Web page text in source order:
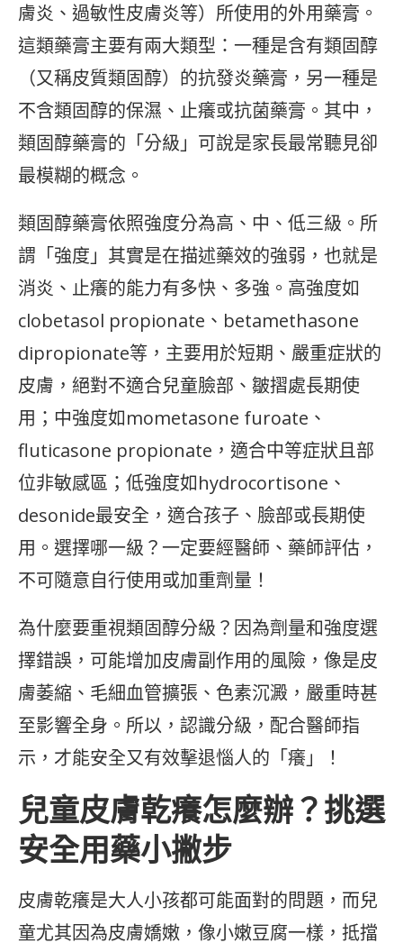
膚炎、過敏性皮膚炎等）所使用的外用藥膏。
這類藥膏主要有兩大類型：一種是含有類固醇
（又稱皮質類固醇）的抗發炎藥膏，另一種是
不含類固醇的保濕、止癢或抗菌藥膏。其中，
類固醇藥膏的「分級」可說是家長最常聽見卻
最模糊的概念。
類固醇藥膏依照強度分為高、中、低三級。所
謂「強度」其實是在描述藥效的強弱，也就是
消炎、止癢的能力有多快、多強。高強度如
clobetasol propionate、betamethasone
dipropionate等，主要用於短期、嚴重症狀的
皮膚，絕對不適合兒童臉部、皺摺處長期使
用；中強度如mometasone furoate、
fluticasone propionate，適合中等症狀且部
位非敏感區；低強度如hydrocortisone、
desonide最安全，適合孩子、臉部或長期使
用。選擇哪一級？一定要經醫師、藥師評估，
不可隨意自行使用或加重劑量！
為什麼要重視類固醇分級？因為劑量和強度選
擇錯誤，可能增加皮膚副作用的風險，像是皮
膚萎縮、毛細血管擴張、色素沉澱，嚴重時甚
至影響全身。所以，認識分級，配合醫師指
示，才能安全又有效擊退惱人的「癢」！
兒童皮膚乾癢怎麼辦？挑選
安全用藥小撇步
皮膚乾癢是大人小孩都可能面對的問題，而兒
童尤其因為皮膚嬌嫩，像小嫩豆腐一樣，抵擋